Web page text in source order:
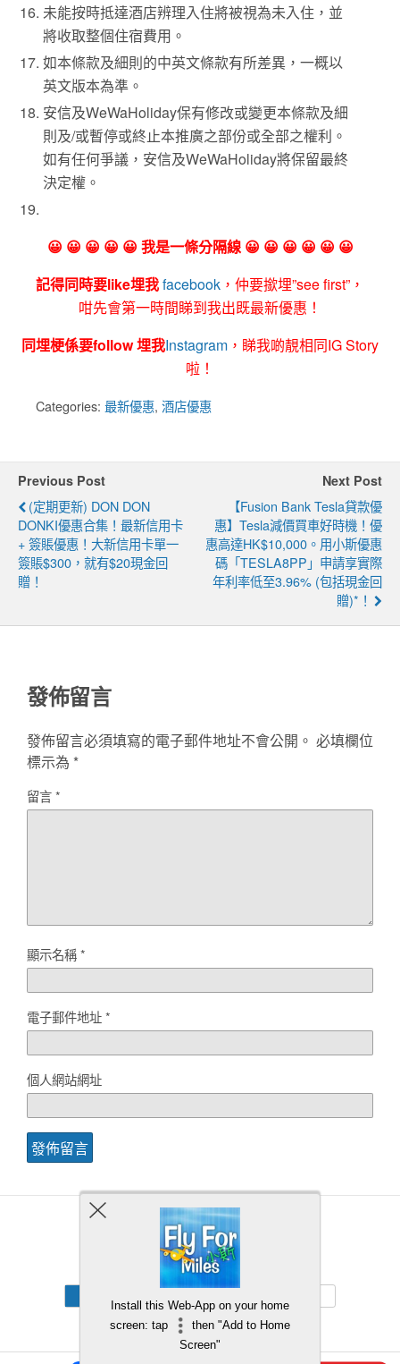
未能按時抵達酒店辨理入住將被視為未入住，並
將收取整個住宿費用。
如本條款及細則的中英文條款有所差異，一概以
英文版本為準。
安信及WeWaHoliday保有修改或變更本條款及細
則及/或暫停或終止本推廣之部份或全部之權利。
如有任何爭議，安信及WeWaHoliday將保留最終
決定權。
😀 😀 😀 😀 😀 我是一條分隔線 😀 😀 😀 😀 😀 😀
記得同時要like埋我facebook ，仲要撳埋”see first”，
咁先會第一時間睇到我出既最新優惠！
同埋梗係要follow 埋我Instagram ，睇我啲靚相同IG Story
啦！
Categories: 最新優惠, 酒店優惠
Previous Post
(定期更新) DON DON
DONKI優惠合集！最新信用卡
+ 簽賬優惠！大新信用卡單一
簽賬$300，就有$20現金回
贈！
Next Post
【Fusion Bank Tesla貸款優
惠】Tesla減價買車好時機！優
惠高達HK$10,000。用小斯優惠
碼「TESLA8PP」申請享實際
年利率低至3.96% (包括現金回
贈)*！
發佈留言
發佈留言必須填寫的電子郵件地址不會公開。 必填欄位
標示為 *
留言*
顯示名稱*
電子郵件地址*
個人網站網址
Back to top
Install this Web-App on your home
screen: tap
then "Add to Home
Screen"